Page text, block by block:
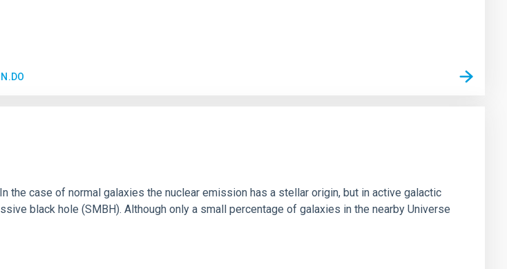
case of normal galaxies the nuclear emission has a stellar origin, but in active galactic
black hole (SMBH). Although only a small percentage of galaxies in the nearby Universe